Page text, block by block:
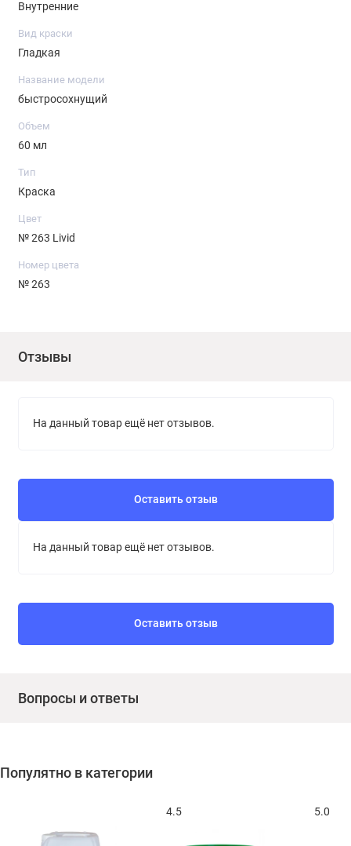
Внутренние
Вид краски
Гладкая
Название модели
быстросохнущий
Объем
60 мл
Тип
Краска
Цвет
№ 263 Livid
Номер цвета
№ 263
Отзывы
На данный товар ещё нет отзывов.
Оставить отзыв
На данный товар ещё нет отзывов.
Оставить отзыв
Вопросы и ответы
Популятно в категории
4.5 5.0